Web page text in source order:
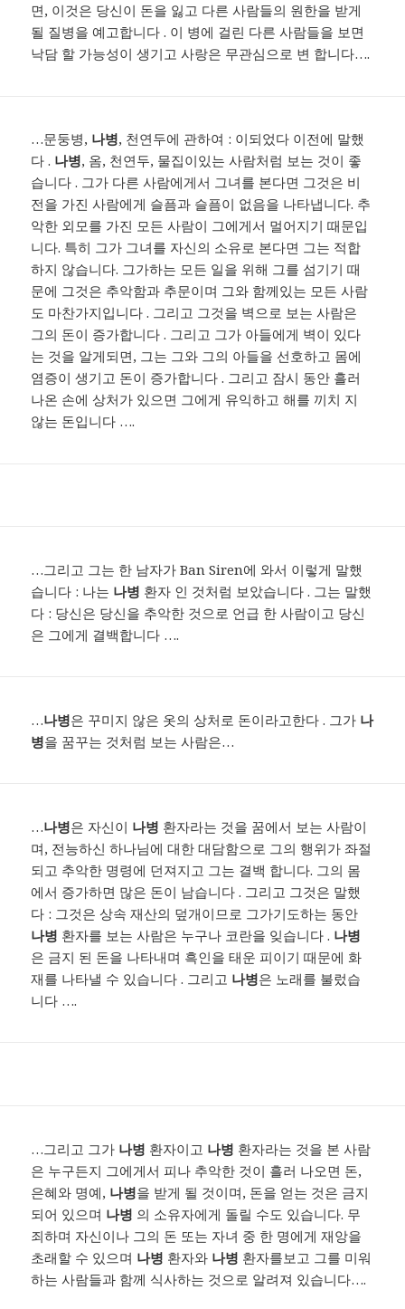
면, 이것은 당신이 돈을 잃고 다른 사람들의 원한을 받게
될 질병을 예고합니다 . 이 병에 걸린 다른 사람들을 보면
낙담 할 가능성이 생기고 사랑은 무관심으로 변 합니다….
…문둥병, 나병, 천연두에 관하여 : 이되었다 이전에 말했
다 . 나병, 옴, 천연두, 물집이있는 사람처럼 보는 것이 좋
습니다 . 그가 다른 사람에게서 그녀를 본다면 그것은 비
전을 가진 사람에게 슬픔과 슬픔이 없음을 나타냅니다. 추
악한 외모를 가진 모든 사람이 그에게서 멀어지기 때문입
니다. 특히 그가 그녀를 자신의 소유로 본다면 그는 적합
하지 않습니다. 그가하는 모든 일을 위해 그를 섬기기 때
문에 그것은 추악함과 추문이며 그와 함께있는 모든 사람
도 마찬가지입니다 . 그리고 그것을 벽으로 보는 사람은
그의 돈이 증가합니다 . 그리고 그가 아들에게 벽이 있다
는 것을 알게되면, 그는 그와 그의 아들을 선호하고 몸에
염증이 생기고 돈이 증가합니다 . 그리고 잠시 동안 흘러
나온 손에 상처가 있으면 그에게 유익하고 해를 끼치 지
않는 돈입니다 ….
…그리고 그는 한 남자가 Ban Siren에 와서 이렇게 말했
습니다 : 나는 나병 환자 인 것처럼 보았습니다 . 그는 말했
다 : 당신은 당신을 추악한 것으로 언급 한 사람이고 당신
은 그에게 결백합니다 ….
…나병은 꾸미지 않은 옷의 상처로 돈이라고한다 . 그가 나
병을 꿈꾸는 것처럼 보는 사람은…
…나병은 자신이 나병 환자라는 것을 꿈에서 보는 사람이
며, 전능하신 하나님에 대한 대담함으로 그의 행위가 좌절
되고 추악한 명령에 던져지고 그는 결백 합니다. 그의 몸
에서 증가하면 많은 돈이 남습니다 . 그리고 그것은 말했
다 : 그것은 상속 재산의 덮개이므로 그가기도하는 동안
나병 환자를 보는 사람은 누구나 코란을 잊습니다 . 나병
은 금지 된 돈을 나타내며 흑인을 태운 피이기 때문에 화
재를 나타낼 수 있습니다 . 그리고 나병은 노래를 불렀습
니다 ….
…그리고 그가 나병 환자이고 나병 환자라는 것을 본 사람
은 누구든지 그에게서 피나 추악한 것이 흘러 나오면 돈,
은혜와 명예, 나병을 받게 될 것이며, 돈을 얻는 것은 금지
되어 있으며 나병 의 소유자에게 돌릴 수도 있습니다. 무
죄하며 자신이나 그의 돈 또는 자녀 중 한 명에게 재앙을
초래할 수 있으며 나병 환자와 나병 환자를보고 그를 미워
하는 사람들과 함께 식사하는 것으로 알려져 있습니다….